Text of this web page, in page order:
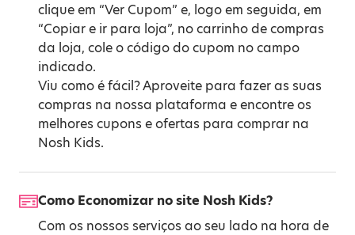
clique em “Ver Cupom” e, logo em seguida, em
“Copiar e ir para loja”, no carrinho de compras
da loja, cole o código do cupom no campo
indicado.
Viu como é fácil? Aproveite para fazer as suas
compras na nossa plataforma e encontre os
melhores cupons e ofertas para comprar na
Nosh Kids.
Como Economizar no site Nosh Kids?
Com os nossos serviços ao seu lado na hora de